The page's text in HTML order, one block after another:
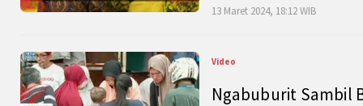
13 Maret 2024, 18:12 WIB
Video
Ngabuburit Sambil